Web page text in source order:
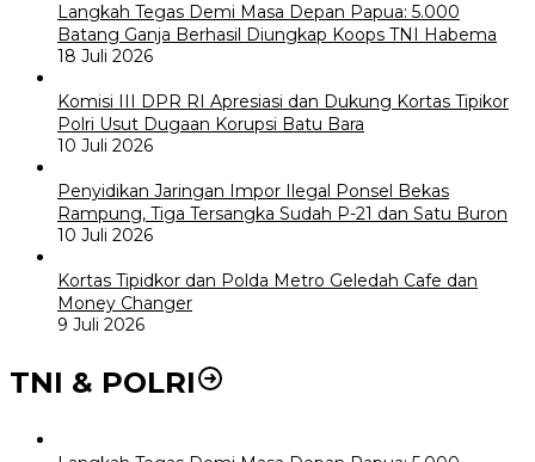
Langkah Tegas Demi Masa Depan Papua: 5.000
Batang Ganja Berhasil Diungkap Koops TNI Habema
18 Juli 2026
Komisi III DPR RI Apresiasi dan Dukung Kortas Tipikor
Polri Usut Dugaan Korupsi Batu Bara
10 Juli 2026
Penyidikan Jaringan Impor Ilegal Ponsel Bekas
Rampung, Tiga Tersangka Sudah P-21 dan Satu Buron
10 Juli 2026
Kortas Tipidkor dan Polda Metro Geledah Cafe dan
Money Changer
9 Juli 2026
TNI & POLRI